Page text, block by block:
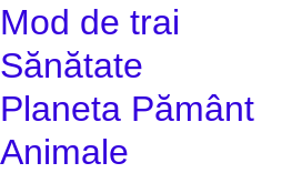
Mod de trai
Sănătate
Planeta Pământ
Animale